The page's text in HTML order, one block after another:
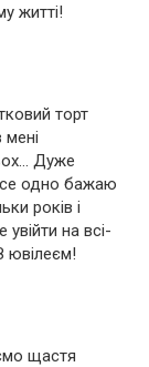
житті!
торт
мені
Дуже
одно бажаю
років і
увійти на всі-
ювілеєм!
щастя